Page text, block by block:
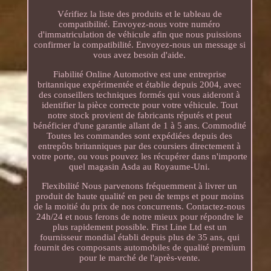
Vérifiez la liste des produits et le tableau de
compatibilité. Envoyez-nous votre numéro
d'immatriculation de véhicule afin que nous puissions
confirmer la compatibilité. Envoyez-nous un message si
vous avez besoin d'aide.
Fiabilité Online Automotive est une entreprise
britannique expérimentée et établie depuis 2004, avec
des conseillers techniques formés qui vous aideront à
identifier la pièce correcte pour votre véhicule. Tout
notre stock provient de fabricants réputés et peut
bénéficier d'une garantie allant de 1 à 5 ans. Commodité
Toutes les commandes sont expédiées depuis des
entrepôts britanniques par des coursiers directement à
votre porte, ou vous pouvez les récupérer dans n'importe
quel magasin Asda au Royaume-Uni.
Flexibilité Nous parvenons fréquemment à livrer un
produit de haute qualité en peu de temps et pour moins
de la moitié du prix de nos concurrents. Contactez-nous
24h/24 et nous ferons de notre mieux pour répondre le
plus rapidement possible. First Line Ltd est un
fournisseur mondial établi depuis plus de 35 ans, qui
fournit des composants automobiles de qualité premium
pour le marché de l'après-vente.